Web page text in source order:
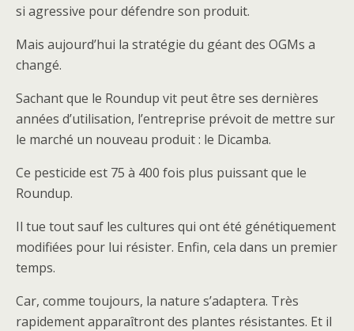
si agressive pour défendre son produit.
Mais aujourd’hui la stratégie du géant des OGMs a
changé.
Sachant que le Roundup vit peut être ses dernières
années d’utilisation, l’entreprise prévoit de mettre sur
le marché un nouveau produit : le Dicamba.
Ce pesticide est 75 à 400 fois plus puissant que le
Roundup.
Il tue tout sauf les cultures qui ont été génétiquement
modifiées pour lui résister. Enfin, cela dans un premier
temps.
Car, comme toujours, la nature s’adaptera. Très
rapidement apparaîtront des plantes résistantes. Et il